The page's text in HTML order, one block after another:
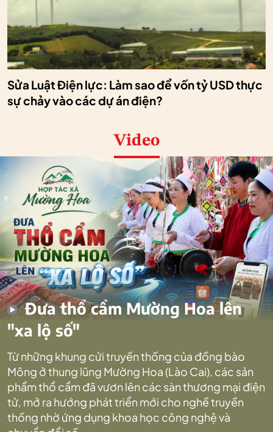
Sửa Luật Điện lực: Làm sao để vốn tỷ USD thực
sự chảy vào các dự án điện?
Video
Đưa thổ cẩm Mường Hoa lên
"xa lộ số"
Từ những khung cửi truyền thống của đồng bào
Mông ở thung lũng Mường Hoa (Lào Cai), các sản
phẩm thổ cẩm đã vươn lên các sàn thương mại điện
tử, mở ra hướng phát triển mới cho nghề truyền
thống nhờ ứng dụng khoa học công nghệ và